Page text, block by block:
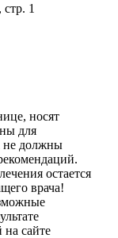
1
носят
для
не должны
остается
врача!
сайте